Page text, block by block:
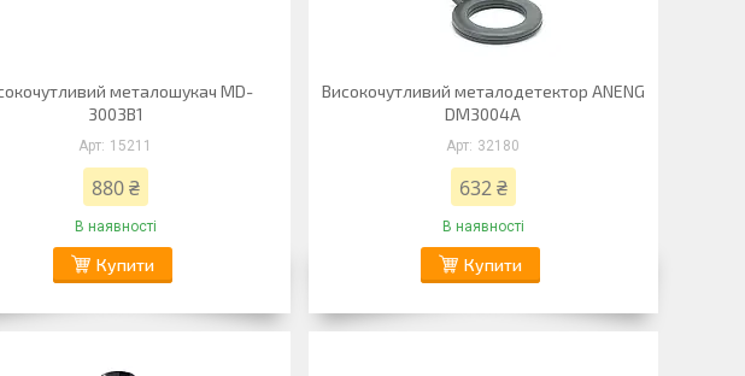
металошукач MD-
3003B1
15211
880 ₴
В наявності
Купити
Високочутливий металодетектор ANENG
DM3004A
32180
632 ₴
В наявності
Купити